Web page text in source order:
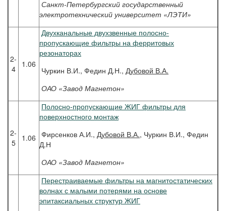
Санкт-Петербургский государственный
электротехнический университет «ЛЭТИ»
2-
4
1.06
Двухканальные двухзвенные полосно-
пропускающие фильтры на ферритовых
резонаторах
Чуркин В.И., Федин Д.Н., Дубовой В.А.
ОАО «Завод Магнетон»
2-
5
1.06
Полосно-пропускающие ЖИГ фильтры для
поверхностного монтаж
Фирсенков А.И., Дубовой В.А., Чуркин В.И., Федин
Д.Н
ОАО «Завод Магнетон»
Перестраиваемые фильтры на магнитостатических
волнах с малыми потерями на основе
эпитаксиальных структур ЖИГ